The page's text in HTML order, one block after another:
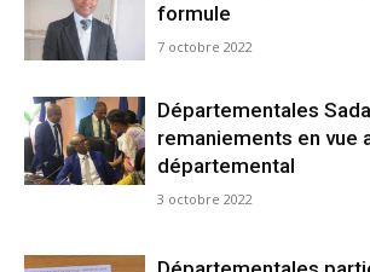
formule
7 octobre 2022
Départementales
remaniements en vue
départemental
3 octobre 2022